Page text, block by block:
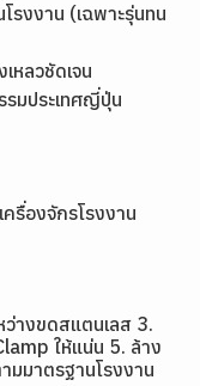
รงงาน (เฉพาะรุ่นทน
หลวชัดเจน
มประเทศญี่ปุ่น
รื่องจักรโรงงาน
ว่างขดสแตนเลส 3.
ให้แน่น 5. ล้าง
มมาตรฐานโรงงาน